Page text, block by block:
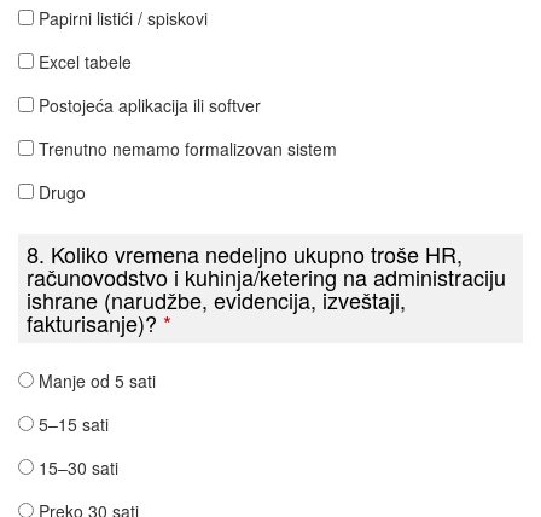
Papirni listići / spiskovi
Excel tabele
Postojeća aplikacija ili softver
Trenutno nemamo formalizovan sistem
Drugo
8. Koliko vremena nedeljno ukupno troše HR,
računovodstvo i kuhinja/ketering na administraciju
ishrane (narudžbe, evidencija, izveštaji,
fakturisanje)? *
Manje od 5 sati
5–15 sati
15–30 sati
Preko 30 sati